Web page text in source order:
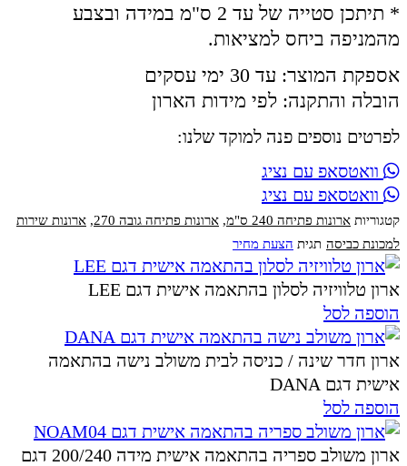
* תיתכן סטייה של עד 2 ס"מ במידה ובצבע
מהמניפה ביחס למציאות.
אספקת המוצר: עד 30 ימי עסקים
הובלה והתקנה: לפי מידות הארון
לפרטים נוספים פנה למוקד שלנו:
וואטסאפ עם נציג
וואטסאפ עם נציג
קטגוריות ארונות פתיחה 240 ס"מ , ארונות פתיחה גובה 270 , ארונות שירות
למכונת כביסה תגית הצעת מחיר
ארון טלוויזיה לסלון בהתאמה אישית דגם LEE
הוספה לסל
ארון חדר שינה / כניסה לבית משולב נישה בהתאמה
אישית דגם DANA
הוספה לסל
ארון משולב ספריה בהתאמה אישית מידה 200/240 דגם